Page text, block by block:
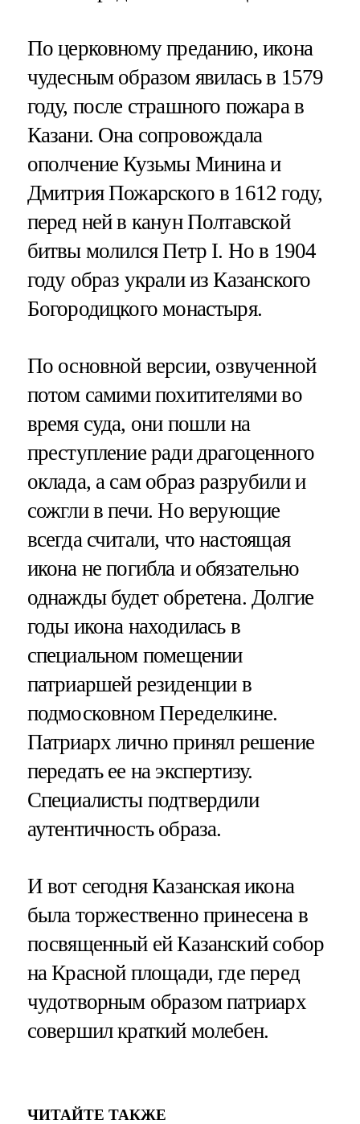
По церковному преданию, икона
чудесным образом явилась в 1579
году, после страшного пожара в
Казани. Она сопровождала
ополчение Кузьмы Минина и
Дмитрия Пожарского в 1612 году,
перед ней в канун Полтавской
битвы молился Петр I. Но в 1904
году образ украли из Казанского
Богородицкого монастыря.
По основной версии, озвученной
потом самими похитителями во
время суда, они пошли на
преступление ради драгоценного
оклада, а сам образ разрубили и
сожгли в печи. Но верующие
всегда считали, что настоящая
икона не погибла и обязательно
однажды будет обретена. Долгие
годы икона находилась в
специальном помещении
патриаршей резиденции в
подмосковном Переделкине.
Патриарх лично принял решение
передать ее на экспертизу.
Специалисты подтвердили
аутентичность образа.
И вот сегодня Казанская икона
была торжественно принесена в
посвященный ей Казанский собор
на Красной площади, где перед
чудотворным образом патриарх
совершил краткий молебен.
ЧИТАЙТЕ ТАКЖЕ